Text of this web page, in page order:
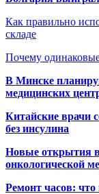
Как правильно
складе
Почему
В Минске
медицинских
Китайские врачи
без инсулина
Новые открытия
онкологической
Ремонт часов: что